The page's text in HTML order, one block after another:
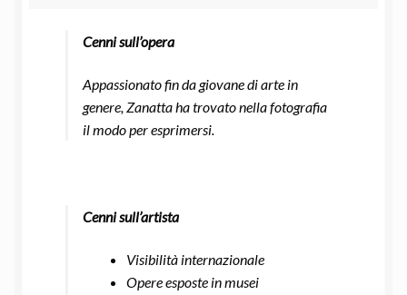
Cenni sull’opera
Appassionato fin da giovane di arte in
genere, Zanatta ha trovato nella fotografia
il modo peresprimersi.
Cenni sull’artista
Visibilità internazionale
Opere esposte in musei